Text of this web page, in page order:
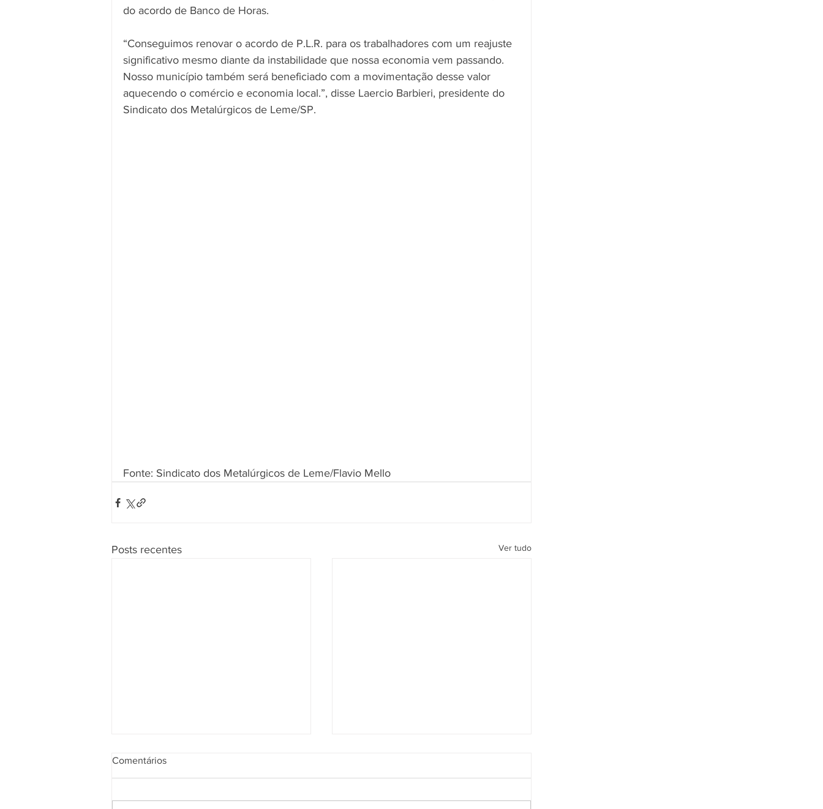
do acordo de Banco de Horas.
“Conseguimos renovar o acordo de P.L.R. para os trabalhadores com um reajuste
significativo mesmo diante da instabilidade que nossa economia vem passando.
Nosso município também será beneficiado com a movimentação desse valor
aquecendo o comércio e economia local.”, disse Laercio Barbieri, presidente do
Sindicato dos Metalúrgicos de Leme/SP.
Fonte: Sindicato dos Metalúrgicos de Leme/Flavio Mello
Posts recentes Ver tudo
Comentários